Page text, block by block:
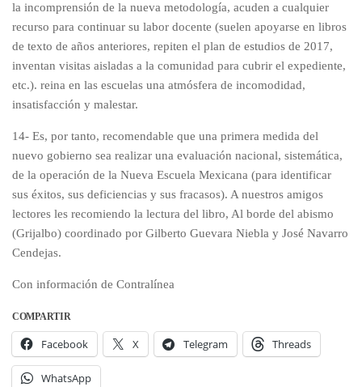
la incomprensión de la nueva metodología, acuden a cualquier
recurso para continuar su labor docente (suelen apoyarse en libros
de texto de años anteriores, repiten el plan de estudios de 2017,
inventan visitas aisladas a la comunidad para cubrir el expediente,
etc.). reina en las escuelas una atmósfera de incomodidad,
insatisfacción y malestar.
14- Es, por tanto, recomendable que una primera medida del
nuevo gobierno sea realizar una evaluación nacional, sistemática,
de la operación de la Nueva Escuela Mexicana (para identificar
sus éxitos, sus deficiencias y sus fracasos). A nuestros amigos
lectores les recomiendo la lectura del libro, Al borde del abismo
(Grijalbo) coordinado por Gilberto Guevara Niebla y José Navarro
Cendejas.
Con información de Contralínea
COMPARTIR
Facebook X Telegram Threads
WhatsApp